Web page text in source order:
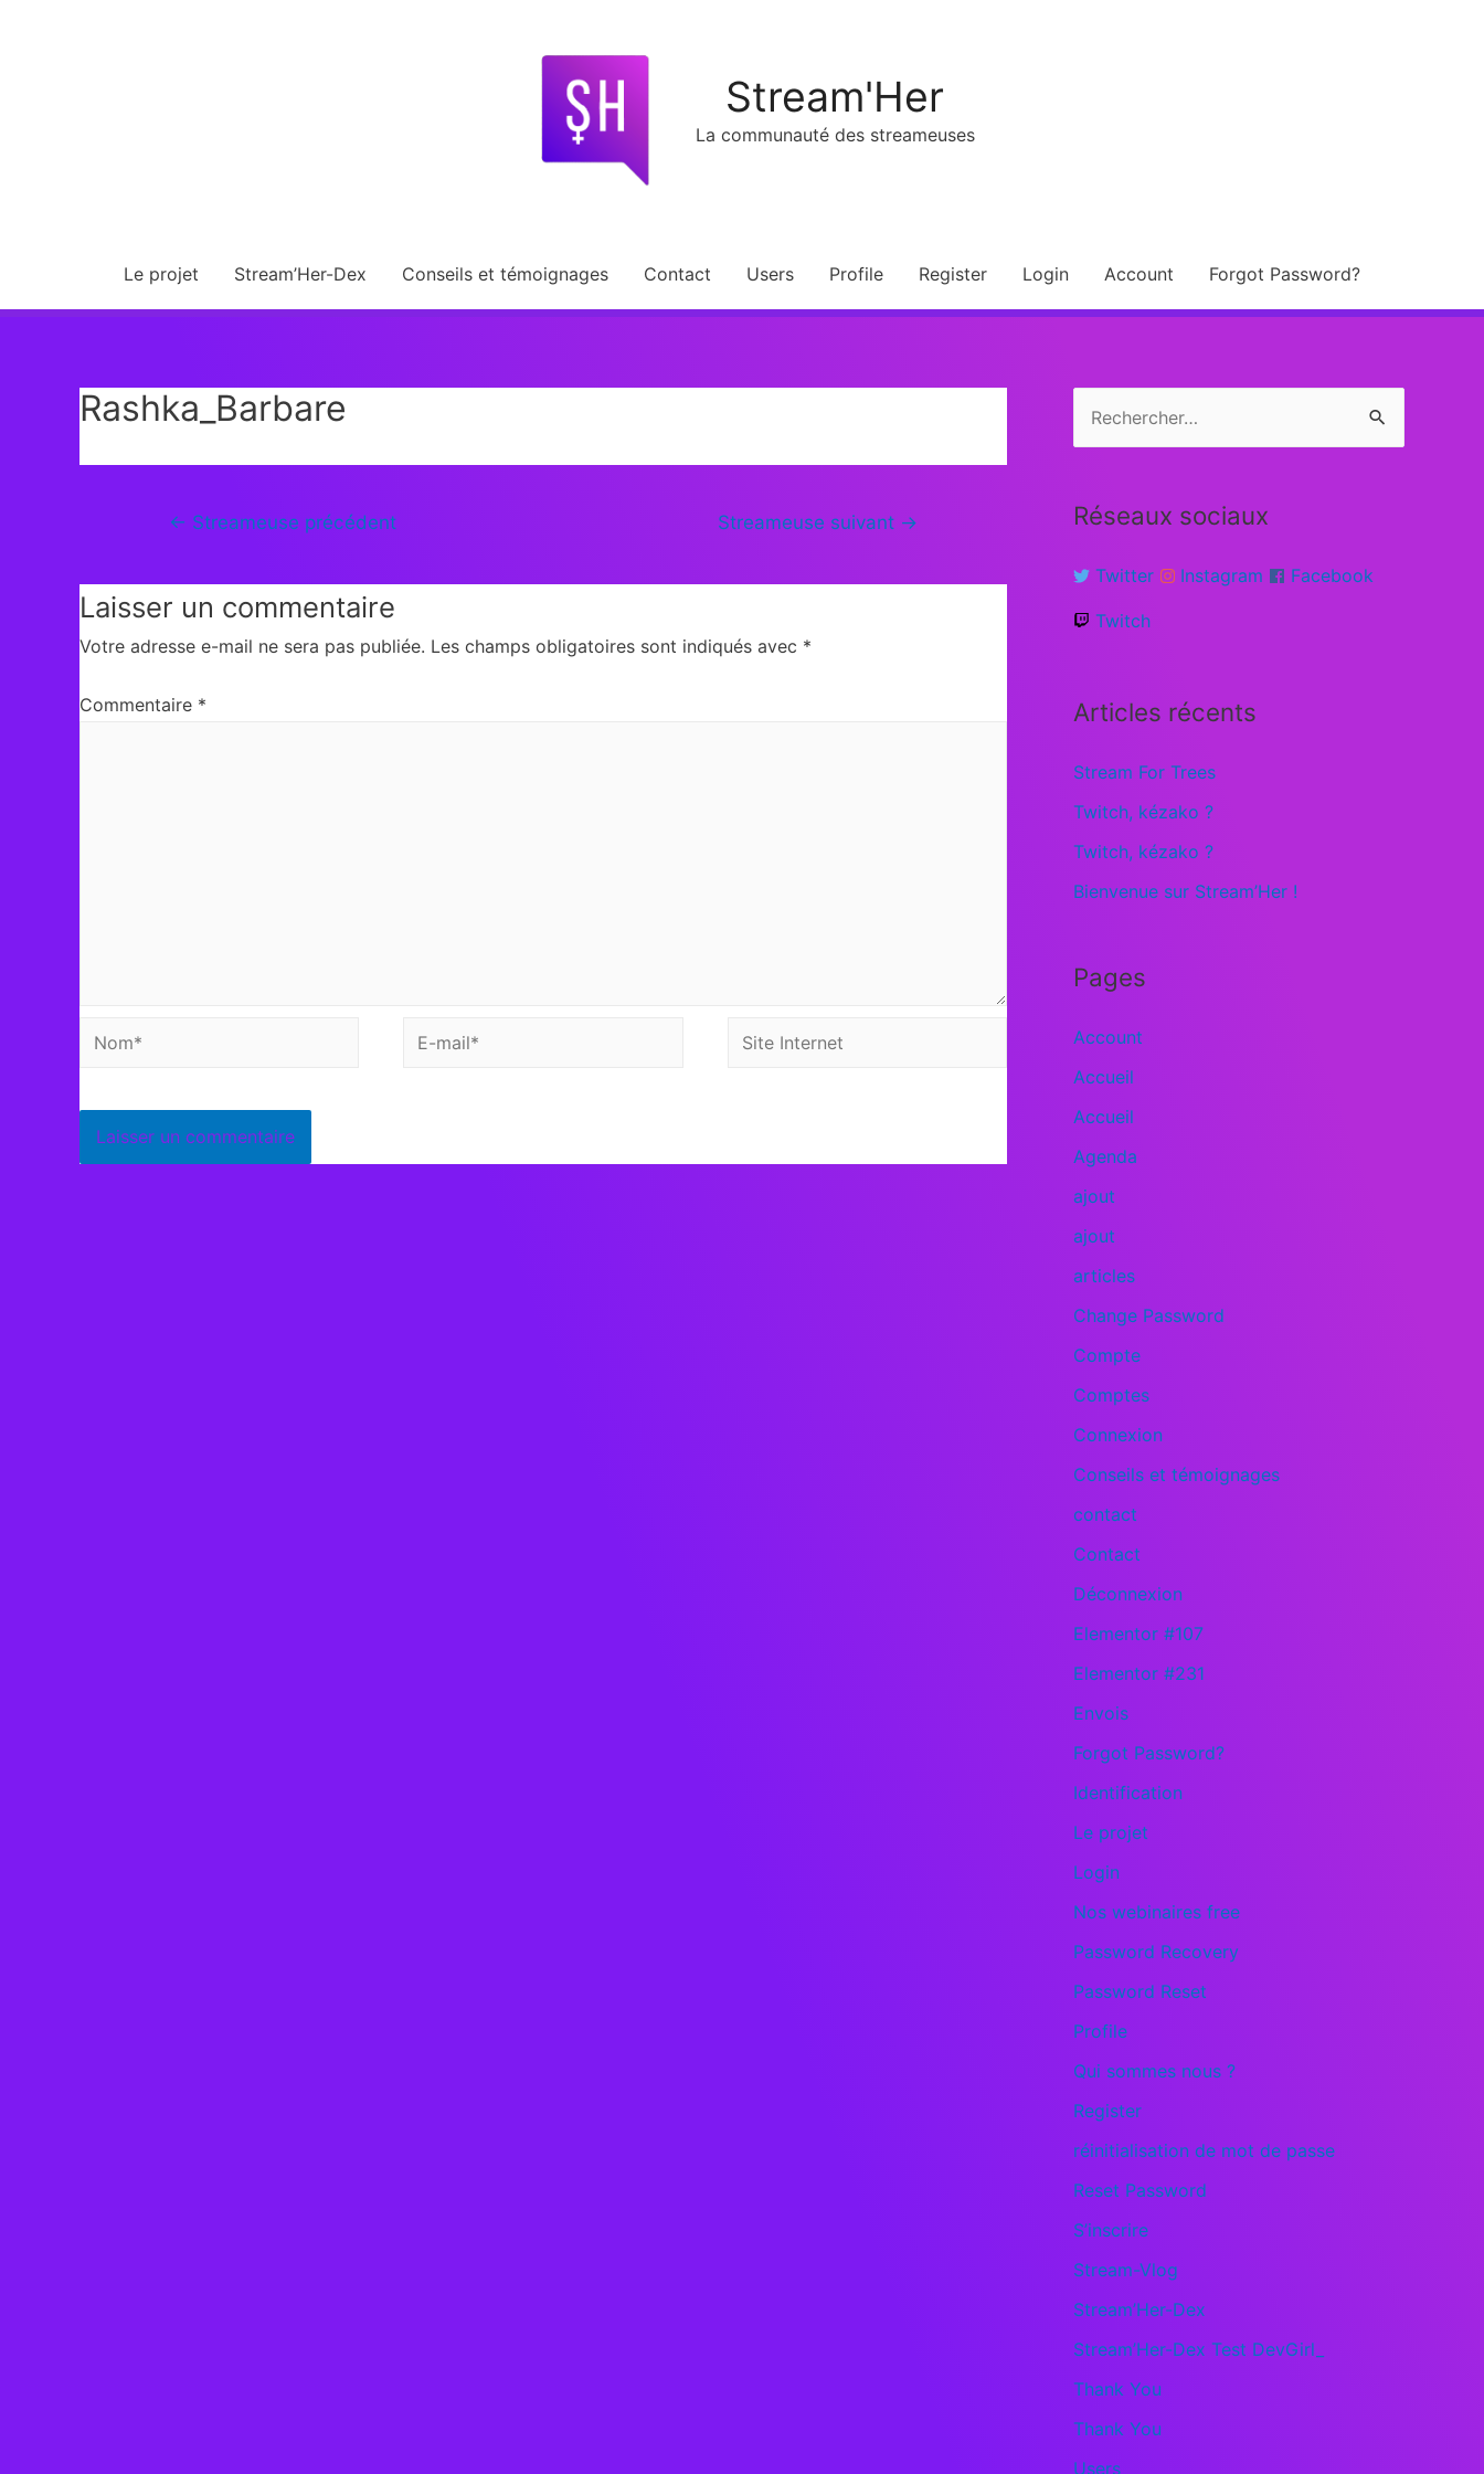
Stream'Her
La communauté des streameuses
Le projet Stream’Her-Dex Conseils et témoignages Contact Users Profile Register Login Account Forgot Password?
Rashka_Barbare
← Streameuse précédent Streameuse suivant →
Laisser un commentaire
Votre adresse e-mail ne sera pas publiée. Les champs obligatoires sont indiqués avec *
Commentaire *
Réseaux sociaux
Twitter Instagram Facebook
Twitch
Articles récents
Stream For Trees
Twitch, kézako ?
Twitch, kézako ?
Bienvenue sur Stream’Her !
Pages
Account
Accueil
Accueil
Agenda
ajout
ajout
articles
Change Password
Compte
Comptes
Connexion
Conseils et témoignages
contact
Contact
Déconnexion
Elementor #107
Elementor #231
Envois
Forgot Password?
Identification
Le projet
Login
Nos webinaires free
Password Recovery
Password Reset
Profile
Qui sommes nous ?
Register
réinitialisation de mot de passe
Reset Password
S’inscrire
Stream-Vlog
Stream’Her-Dex
Stream’Her-Dex Test DevGirl_
Thank You
Thank You
Users